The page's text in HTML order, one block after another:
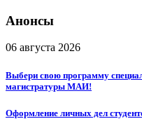
Анонсы
06 августа 2026
Выбери свою программу
магистратуры МАИ!
Оформление личных дел